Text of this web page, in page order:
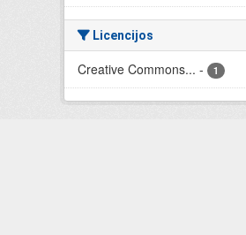
Licencijos
Creative Commons... - 1